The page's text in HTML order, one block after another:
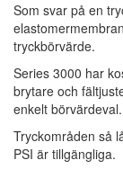
Som svar på en
tryckbörvärde.
Series 3000 har
brytare och
enkelt börvärdeval.
Tryckområden så
PSI är tillgängliga.